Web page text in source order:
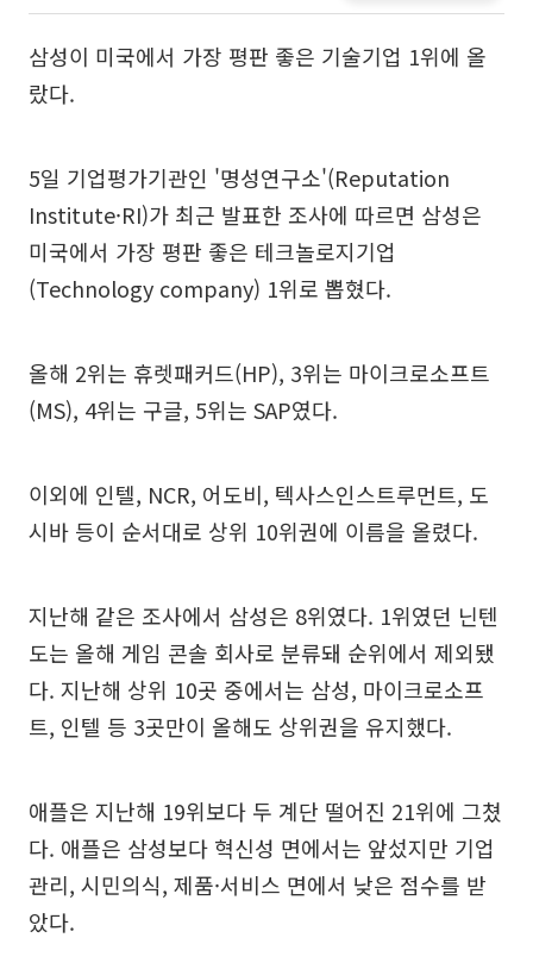
삼성이 미국에서 가장 평판 좋은 기술기업 1위에 올
랐다.
5일 기업평가기관인 '명성연구소'(Reputation
Institute·RI)가 최근 발표한 조사에 따르면 삼성은
미국에서 가장 평판 좋은 테크놀로지기업
(Technology company) 1위로 뽑혔다.
올해 2위는 휴렛패커드(HP), 3위는 마이크로소프트
(MS), 4위는 구글, 5위는 SAP였다.
이외에 인텔, NCR, 어도비, 텍사스인스트루먼트, 도
시바 등이 순서대로 상위 10위권에 이름을 올렸다.
지난해 같은 조사에서 삼성은 8위였다. 1위였던 닌텐
도는 올해 게임 콘솔 회사로 분류돼 순위에서 제외됐
다. 지난해 상위 10곳 중에서는 삼성, 마이크로소프
트, 인텔 등 3곳만이 올해도 상위권을 유지했다.
애플은 지난해 19위보다 두 계단 떨어진 21위에 그쳤
다. 애플은 삼성보다 혁신성 면에서는 앞섰지만 기업
관리, 시민의식, 제품·서비스 면에서 낮은 점수를 받
았다.